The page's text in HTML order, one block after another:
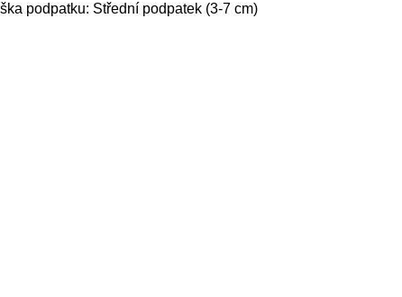
podpatku: Střední podpatek (3-7 cm)